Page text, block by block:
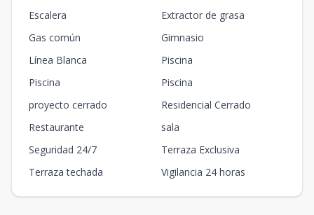
Escalera
Extractor de grasa
Gas común
Gimnasio
Línea Blanca
Piscina
Piscina
Piscina
proyecto cerrado
Residencial Cerrado
Restaurante
sala
Seguridad 24/7
Terraza Exclusiva
Terraza techada
Vigilancia 24 horas